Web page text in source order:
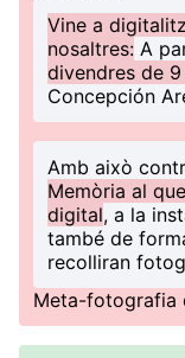
Vine a
nosaltres: A
divendres de 9
Concepción
Amb això
Memòria al
digital, a la
també de
recolliran
Meta-fotografia